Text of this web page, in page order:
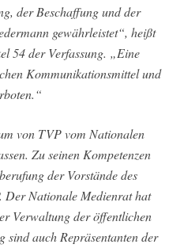
der Beschaffung und der
gewährleistet“, heißt
54 der Verfassung. „Eine
Kommunikationsmittel und
von TVP vom Nationalen
Zu seinen Kompetenzen
der Vorstände des
Der Nationale Medienrat hat
Verwaltung der öffentlichen
sind auch Repräsentanten der